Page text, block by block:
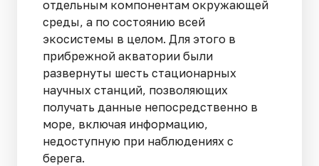
отдельным компонентам окружающей
среды, а по состоянию всей
экосистемы в целом. Для этого в
прибрежной акватории были
развернуты шесть стационарных
научных станций, позволяющих
получать данные непосредственно в
море, включая информацию,
недоступную при наблюдениях с
берега.